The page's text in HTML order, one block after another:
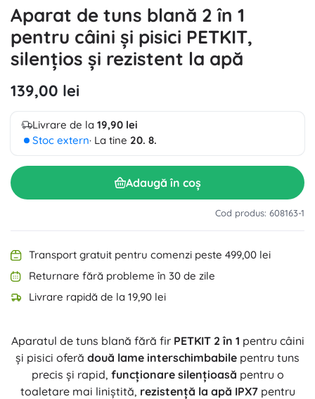
Aparat de tuns blană 2 în 1
pentru câini și pisici PETKIT,
silențios și rezistent la apă
139,00 lei
Livrare de la 19,90 lei
Stoc extern· La tine 20. 8.
Adaugă în coș
Cod produs: 608163-1
Transport gratuit pentru comenzi peste 499,00 lei
Returnare fără probleme în 30 de zile
Livrare rapidă de la 19,90 lei
Aparatul de tuns blană fără fir PETKIT 2 în 1 pentru câini
și pisici oferă două lame interschimbabile pentru tuns
precis și rapid, funcționare silențioasă pentru o
toaletare mai liniștită, rezistență la apă IPX7pentru